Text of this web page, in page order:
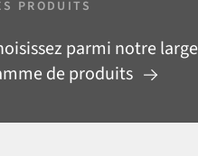
PRODUITS
parmi notre large
de produits